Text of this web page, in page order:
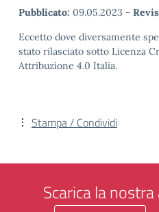
Pubblicato: 09.05.2023 -
Eccetto dove diversamente
stato rilasciato sotto Licenza
Attribuzione 4.0 Italia.
Stampa / Condividi
Scarica la